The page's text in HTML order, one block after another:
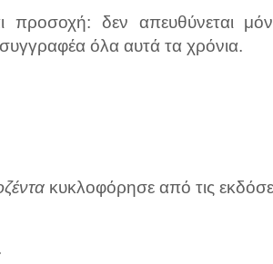
προσοχή: δεν απευθύνεται
όλα αυτά τα χρόνια.
κυκλοφόρησε από τις